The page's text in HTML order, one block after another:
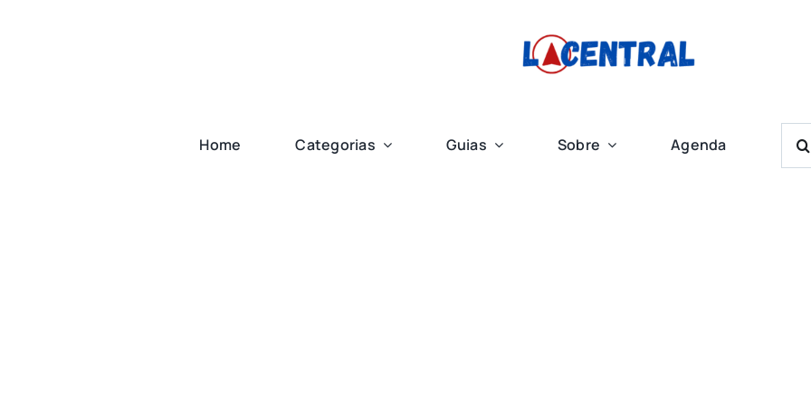
Home Categorias Guias Sobre Agenda